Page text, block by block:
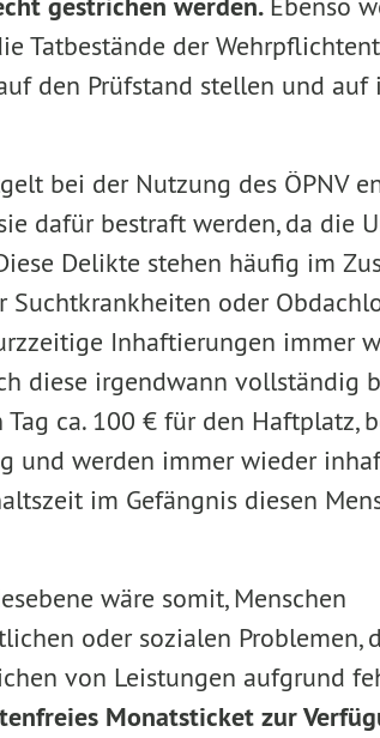
Tatbestände der
den Prüfstand stellen und
bei der Nutzung des ÖPNV
dafür bestraft werden, da die
Delikte stehen häufig im
Suchtkrankheiten oder
Inhaftierungen immer
diese irgendwann vollständig
ca. 100 € für den Haftplatz,
und werden immer wieder
im Gefängnis diesen
wäre somit, Menschen
oder sozialen Problemen,
von Leistungen aufgrund
Monatsticket zur